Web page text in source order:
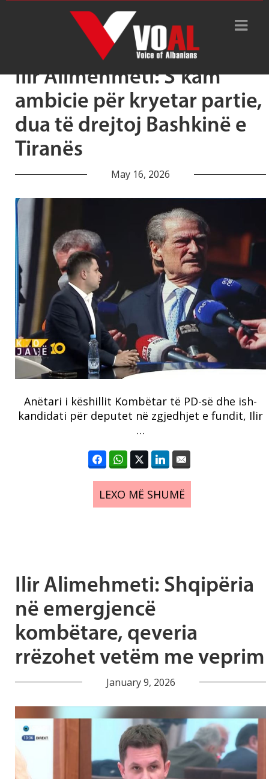
Tag Archive: Ilir Alimehmeti
Ilir Alimehmeti: S’kam
ambicie për kryetar partie,
dua të drejtoj Bashkinë e
Tiranës
May 16, 2026
Anëtari i këshillit Kombëtar të PD-së dhe ish-
kandidati për deputet në zgjedhjet e fundit, Ilir
…
LEXO MË SHUMË
Ilir Alimehmeti: Shqipëria
në emergjencë
kombëtare, qeveria
rrëzohet vetëm me veprim
January 9, 2026